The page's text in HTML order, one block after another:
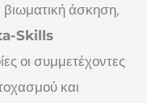
άσκηση,
Skills
οι συμμετέχοντες
και